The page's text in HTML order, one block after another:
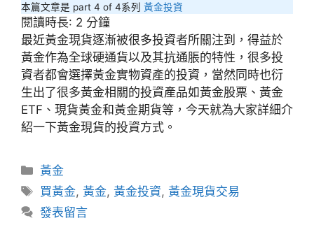
本篇文章是 part 4 of 4系列 黃金投資
閱讀時長: 2 分鐘
最近黃金現貨逐漸被很多投資者所關注到，得益於
黃金作為全球硬通貨以及其抗通脹的特性，很多投
資者都會選擇黃金實物資產的投資，當然同時也衍
生出了很多黃金相關的投資產品如黃金股票、黃金
ETF、現貨黃金和黃金期貨等，今天就為大家詳細介
紹一下黃金現貨的投資方式。
分
類
黃金
標
籤
買黃金,黃金,黃金投資,黃金現貨交易
發表留言